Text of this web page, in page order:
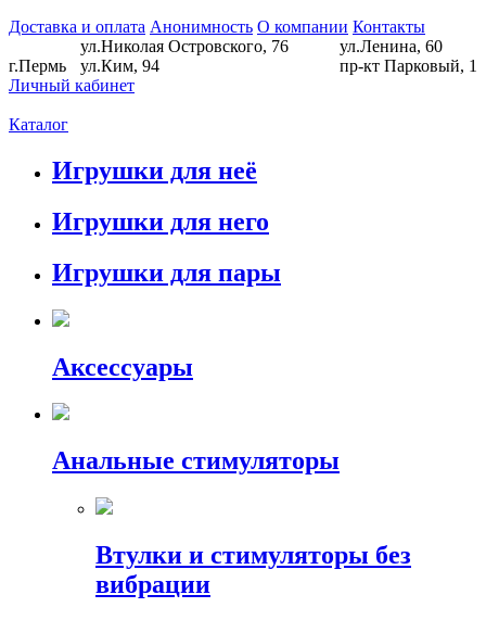
Доставка и оплата Анонимность О компании Контакты
г.Пермь
ул.Николая Островского, 76
ул.Ким, 94
ул.Ленина, 60
пр-кт Парковый, 1
Личный кабинет
Каталог
Игрушки для неё
Игрушки для него
Игрушки для пары
Аксессуары
Анальные стимуляторы
Втулки и стимуляторы без
вибрации